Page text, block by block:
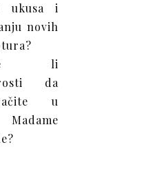
ukusa i
novih
li
da
u